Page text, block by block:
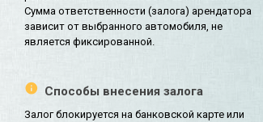
Сумма ответственности (залога) арендатора
зависит от выбранного автомобиля, не
является фиксированной.
Способы внесения залога
Залог блокируется на банковской карте или